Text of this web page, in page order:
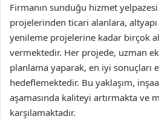
Firmanın sunduğu hizmet
projelerinden ticari alanlara, altyapı
yenileme projelerine kadar birçok
vermektedir. Her projede, uzman
planlama yaparak, en iyi sonuçları
hedeflemektedir. Bu yaklaşım,
aşamasında kaliteyi artırmakta ve
karşılamaktadır.